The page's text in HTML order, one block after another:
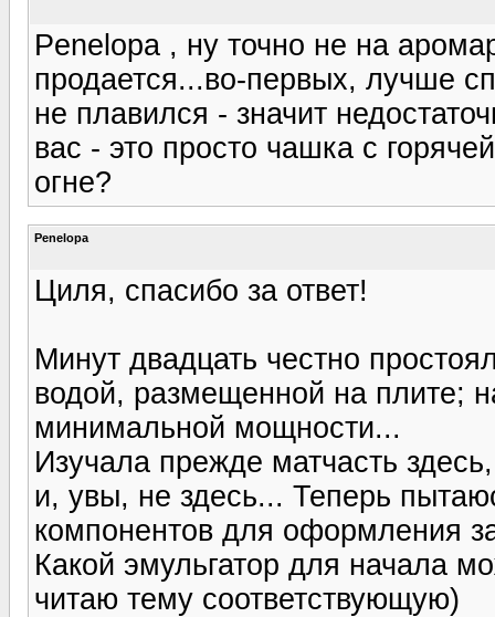
Penelopa , ну точно не на
продается...во-первых, лучше
не плавился - значит
вас - это просто чашка с
огне?
Penelopa
Циля, спасибо за ответ!
Минут двадцать честно
водой, размещенной на плите;
минимальной мощности...
Изучала прежде матчасть
и, увы, не здесь... Теперь
компонентов для оформления
Какой эмульгатор для начала
читаю тему соответствующую)